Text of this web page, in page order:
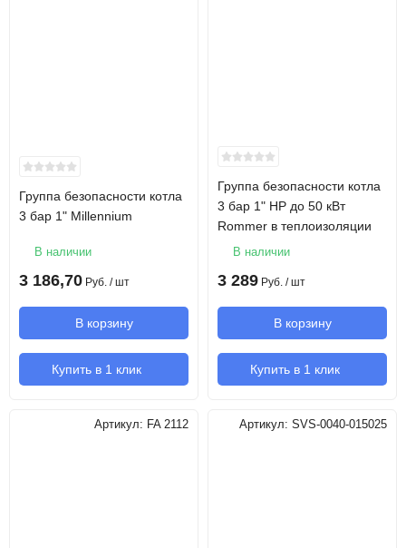
Группа безопасности котла
3 бар 1" Millennium
В наличии
3 186,70 Руб. / шт
В корзину
Купить в 1 клик
Группа безопасности котла
3 бар 1" НР до 50 кВт
Rommer в теплоизоляции
В наличии
3 289 Руб. / шт
В корзину
Купить в 1 клик
Артикул: FA 2112 Артикул: SVS-0040-015025